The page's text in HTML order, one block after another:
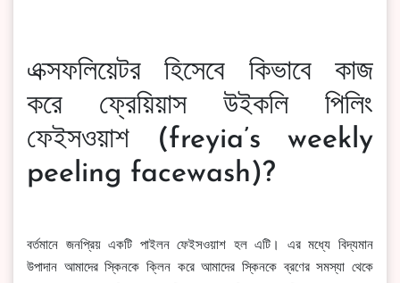
এক্সফলিয়েটর হিসেবে কিভাবে কাজ
করে ফ্রেয়িয়াস উইকলি পিলিং
ফেইসওয়াশ (freyia’s weekly
peeling facewash)?
বর্তমানে জনপ্রিয় একটি পাইলন ফেইসওয়াশ হল এটি। এর মধ্যে বিদ্যমান
উপাদান আমাদের স্কিনকে ক্লিন করে আমাদের স্কিনকে ব্রণের সমস্যা থেকে